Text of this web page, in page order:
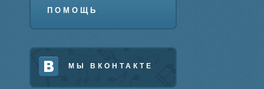
ПОМОЩЬ
МЫ ВКОНТАКТЕ